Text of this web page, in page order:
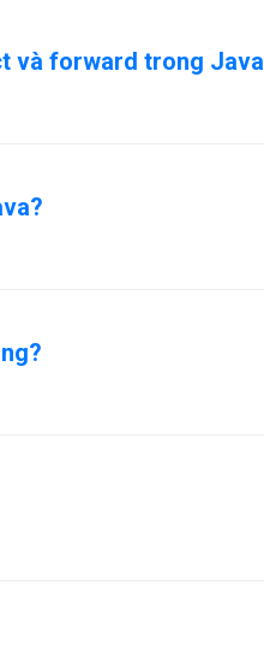
và forward trong Java